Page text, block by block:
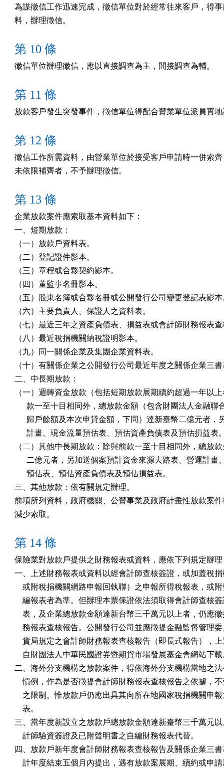
為謀徵信工作迅速完成，徵信單位對於經常往來客戶，得
料，辦理徵信。
第 10 條
徵信單位辦理徵信，應以直接調查為主，間接調查為輔。
第 11 條
放款客戶發生突發事件，徵信單位得配合營業單位派員實
第 12 條
徵信工作所需資料，由營業單位於接受客戶申請時一併索
未依限補齊者，不予辦理徵信。
第 13 條
企業放款案件應索取基本資料如下：
一、短期放款：
（一）放款戶資料表。
（二）登記證件影本。
（三）章程或合夥契約影本。
（四）董監事名冊影本。
（五）股東名簿或合夥名冊或公開發行公司變更登記表影
（六）主要負責人、保證人之資料表。
（七）最近三年之資產負債表、損益表或會計師財務報表
（八）最近稅捐機關納稅證明影本。
（九）同一關係企業及集團企業資料表。
（十）有關係企業之公開發行公司最近年度之關係企業三
二、中長期放款：
（一）週轉資金放款（包括短期放款展期續約超過一年以
款一至十目相同外，總放款金額（包含財團法人金融聯
歸戶餘額及本次申貸金額，下同）達新臺幣二億元者，
計畫、現金流量預估表、預估資產負債表及預估損益表
（二）其他中長期放款：除與前款一至十目相同外，總放
二億元者，另加送個案預計資金來源去路表、營運計畫
      預估表、預估資產負債表及預估損益表。
三、其他放款：依有關規定辦理。
前項所列資料，政府機關、公營事業及政府計畫性放款案
減少索取。
第 14 條
保險業對放款戶提供之財務報表或資料，應依下列規定辦理
一、上述財務報表或資料以經會計師查核簽證，或加蓋稅
或附稅捐機關網路申報回執聯）之申報所得稅報表，或
編報表者為準。但辦理本票保證依法須取得會計師查核
表，及企業總放款金額達新台幣三千萬元以上者，仍應
務報表查核報告。公開發行公司並應徵提金融監督管理
貨局規定之會計師財務報表查核報告（即長式報告），
自財團法人中華民國證券暨期貨市場發展基金會網站下
二、海外分支機構之放款案件，得依海外分支機構當地之
慣例，作為是否徵提會計師財務報表查核報告之依據，
之限制。惟放款戶仍應出具其向所在地國家稅捐機關申
    表。
三、當年度新設立之放款戶總放款金額達新臺幣三千萬元
    計師驗資簽證及已附聲明書之自編財務報表代替。
四、放款戶新年度會計師財務報表查核報告及關係企業三
計年度結束五個月內提出，遇有放款案展期、續約或申